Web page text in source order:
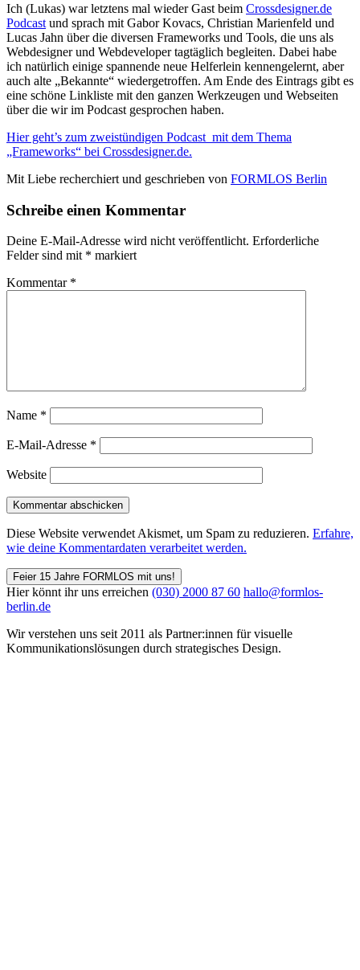
Ich (Lukas) war letztens mal wieder Gast beim Crossdesigner.de
Podcast und sprach mit Gabor Kovacs, Christian Marienfeld und
Lucas Jahn über die diversen Frameworks und Tools, die uns als
Webdesigner und Webdeveloper tagtäglich begleiten. Dabei habe
ich natürlich einige spannende neue Helferlein kennengelernt, aber
auch alte „Bekannte“ wiedergetroffen. Am Ende des Eintrags gibt es
eine schöne Linkliste mit den ganzen Werkzeugen und Webseiten
über die wir im Podcast gesprochen haben.
Hier geht’s zum zweistündigen Podcast mit dem Thema
„Frameworks“ bei Crossdesigner.de.
Mit Liebe recherchiert und geschrieben von FORMLOS Berlin
Schreibe einen Kommentar
Deine E-Mail-Adresse wird nicht veröffentlicht. Erforderliche
Felder sind mit * markiert
Kommentar *
Name *
E-Mail-Adresse *
Website
Diese Website verwendet Akismet, um Spam zu reduzieren. Erfahre,
wie deine Kommentardaten verarbeitet werden.
Feier 15 Jahre FORMLOS mit uns!
Hier könnt ihr uns erreichen (030) 2000 87 60 hallo@formlos-
berlin.de
Wir verstehen uns seit 2011 als Partner:innen für visuelle
Kommunikations­lösungen durch strategisches Design.